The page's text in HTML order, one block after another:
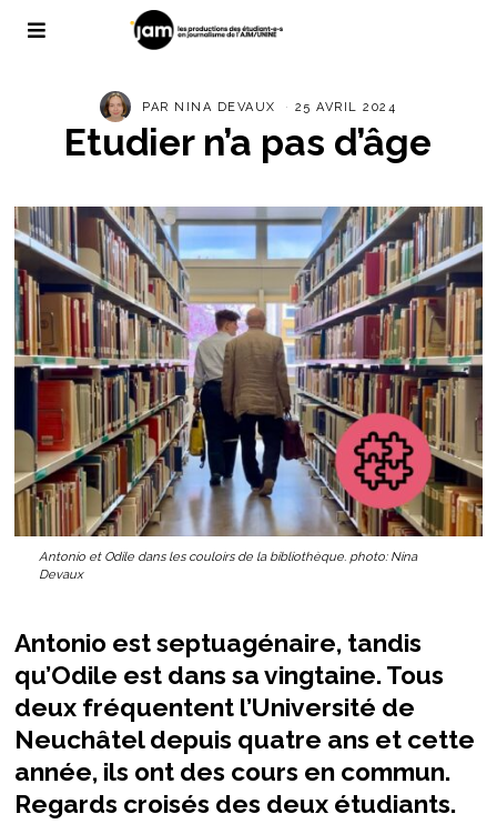
PAR NINA DEVAUX 25 AVRIL 2024
Etudier n’a pas d’âge
Antonio et Odile dans les couloirs de la bibliothèque. photo: Nina
Devaux
Antonio est septuagénaire, tandis
qu’Odile est dans sa vingtaine. Tous
deux fréquentent l’Université de
Neuchâtel depuis quatre ans et cette
année, ils ont des cours en commun.
Regards croisés des deux étudiants.